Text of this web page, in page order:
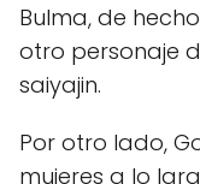
Bulma, de
otro personaje
saiyajin.
Por otro lado,
mujeres a lo